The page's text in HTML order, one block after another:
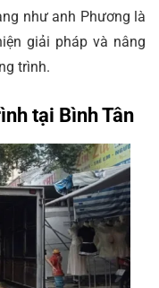
như anh Phương là
giải pháp và nâng
trình.
tại Bình Tân